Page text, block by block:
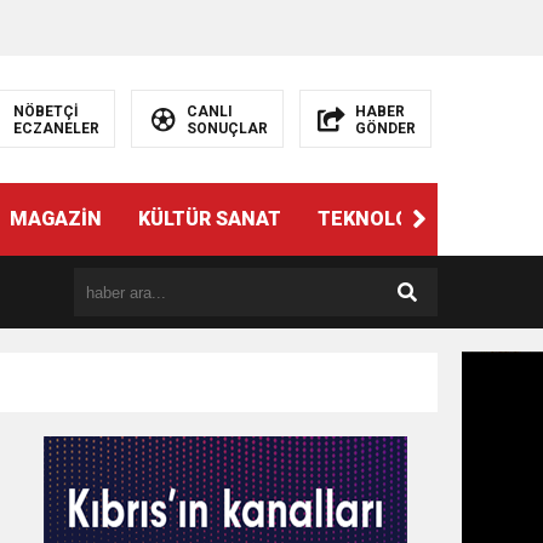
NÖBETÇİ
ECZANELER
CANLI
SONUÇLAR
HABER
GÖNDER
MAGAZİN KÜLTÜR SANAT TEKNOLOJİ